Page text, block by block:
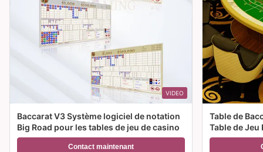
VIDEO
Baccarat V3 Système logiciel de notation
Big Road pour les tables de jeu de casino
Contact maintenant
Table de
Table de
Casino à